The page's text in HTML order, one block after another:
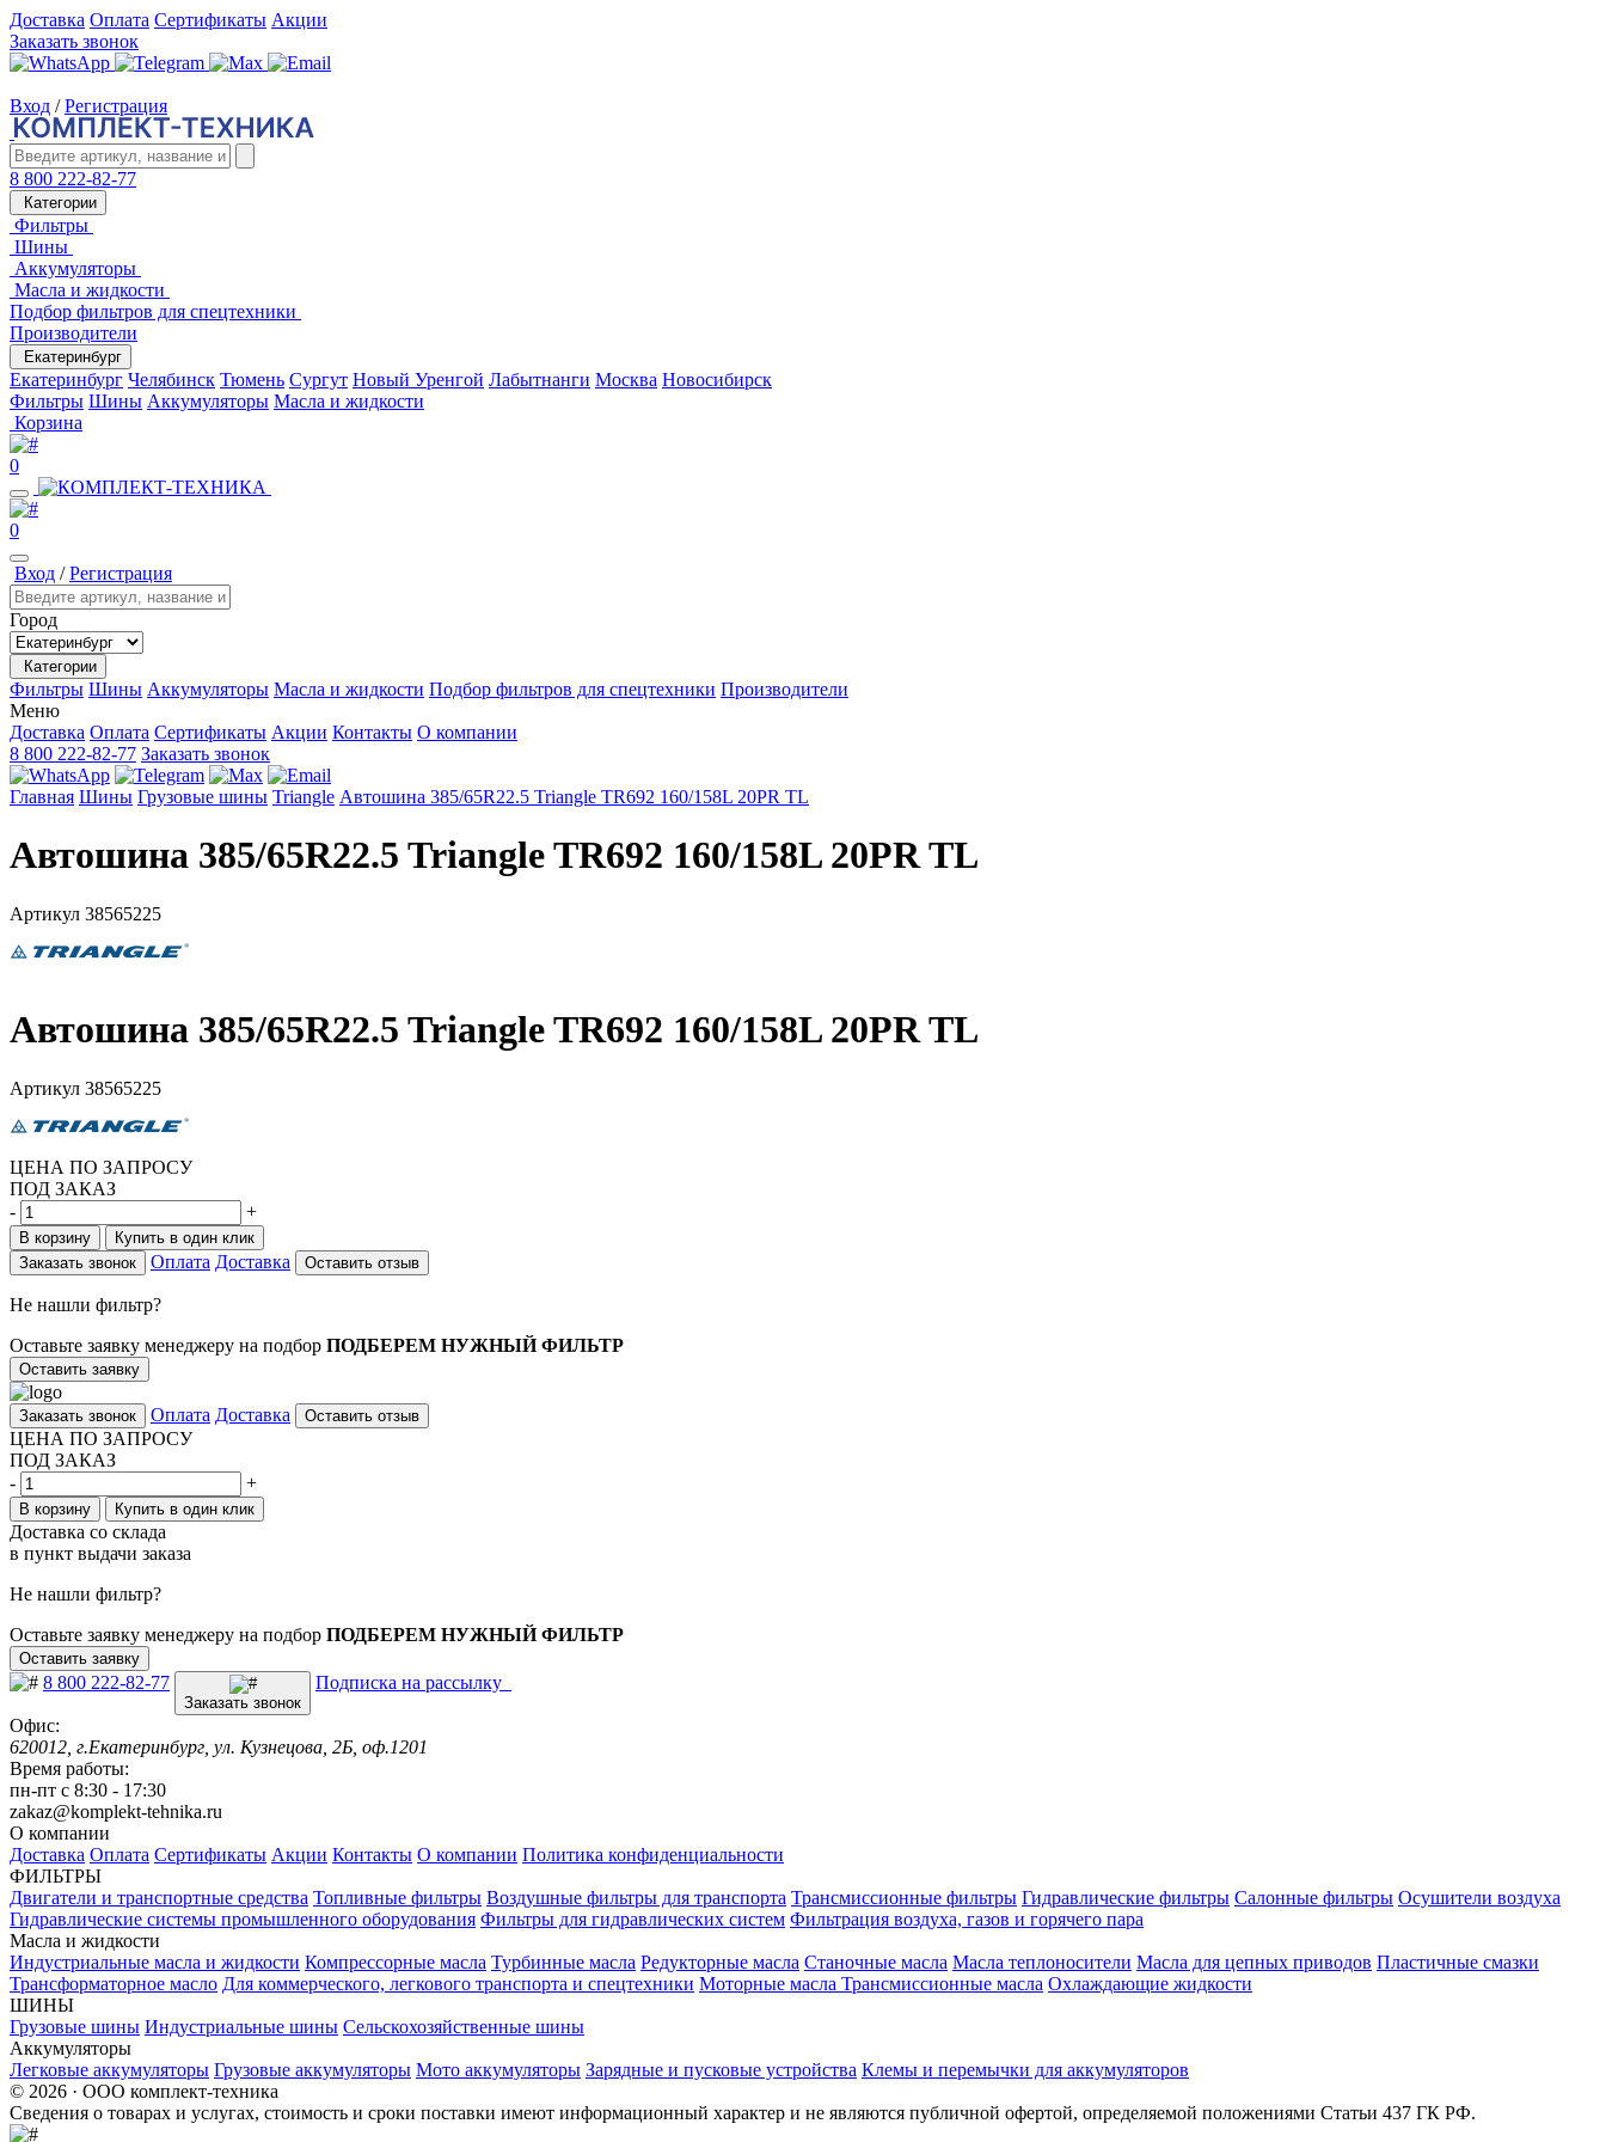
Доставка Оплата Сертификаты Акции
Заказать звонок
Вход / Регистрация
8 800 222-82-77
Категории
Фильтры
Шины
Аккумуляторы
Масла и жидкости
Подбор фильтров для спецтехники
Производители
Екатеринбург
Екатеринбург Челябинск Тюмень Сургут Новый Уренгой Лабытнанги Москва Новосибирск
Фильтры Шины Аккумуляторы Масла и жидкости
Корзина
0
0
Вход /Регистрация
Город
Категории
Фильтры Шины Аккумуляторы Масла и жидкости Подбор фильтров для спецтехники Производители
Меню
Доставка Оплата Сертификаты Акции Контакты О компании
8 800 222-82-77 Заказать звонок
Главная Шины Грузовые шины Triangle Автошина 385/65R22.5 Triangle TR692 160/158L 20PR TL
Автошина 385/65R22.5 Triangle TR692 160/158L 20PR TL
Артикул 38565225
Автошина 385/65R22.5 Triangle TR692 160/158L 20PR TL
Артикул 38565225
ЦЕНА ПО ЗАПРОСУ
ПОД ЗАКАЗ
-
+
В корзину
Купить в один клик
Заказать звонок
Оплата Доставка Оставить отзыв
Не нашли фильтр?
Оставьте заявку менеджеру на подбор ПОДБЕРЕМ НУЖНЫЙ ФИЛЬТР
Оставить заявку
Заказать звонок Оплата Доставка Оставить отзыв
ЦЕНА ПО ЗАПРОСУ
ПОД ЗАКАЗ
-
+
В корзину Купить в один клик
Доставка со склада
в пункт выдачи заказа
Не нашли фильтр?
Оставьте заявку менеджеру на подбор ПОДБЕРЕМ НУЖНЫЙ ФИЛЬТР
Оставить заявку
8 800 222-82-77
Заказать звонок
Подписка на рассылку
Офис:
620012, г.Екатеринбург, ул. Кузнецова, 2Б, оф.1201
Время работы:
пн-пт с 8:30 - 17:30
zakaz@komplekt-tehnika.ru
О компании
Доставка Оплата Сертификаты Акции Контакты О компании Политика конфиденциальности
ФИЛЬТРЫ
Двигатели и транспортные средства Топливные фильтры Воздушные фильтры для транспорта Трансмиссионные фильтры Гидравлические фильтры Салонные фильтры Осушители воздуха
Гидравлические системы промышленного оборудования Фильтры для гидравлических систем Фильтрация воздуха, газов и горячего пара
Масла и жидкости
Индустриальные масла и жидкости Компрессорные масла Турбинные масла Редукторные масла Станочные масла Масла теплоносители Масла для цепных приводов Пластичные смазки
Трансформаторное масло Для коммерческого, легкового транспорта и спецтехники Моторные масла Трансмиссионные масла Охлаждающие жидкости
ШИНЫ
Грузовые шины Индустриальные шины Сельскохозяйственные шины
Аккумуляторы
Легковые аккумуляторы Грузовые аккумуляторы Мото аккумуляторы Зарядные и пусковые устройства Клемы и перемычки для аккумуляторов
© 2026 · ООО комплект-техника
Сведения о товарах и услугах, стоимость и сроки поставки имеют информационный характер и не являются публичной офертой, определяемой положениями Статьи 437 ГК РФ.